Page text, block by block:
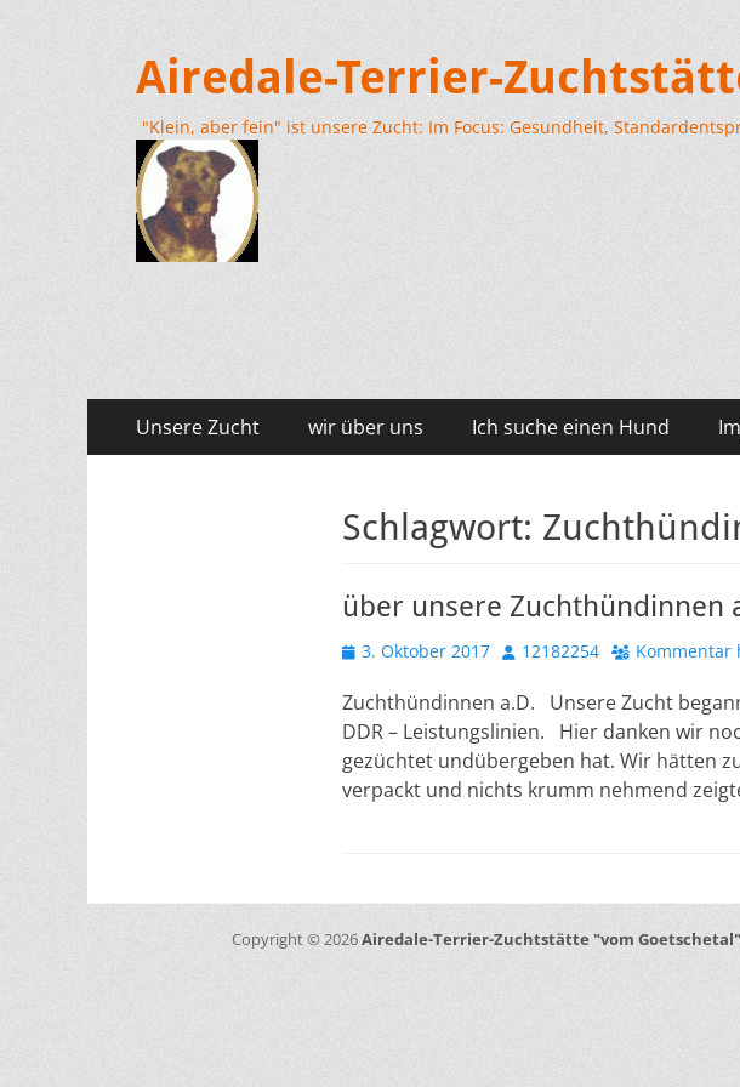
Airedale-Terrier-
"Klein, aber fein" ist unsere Zucht: Im Focus: Gesundheit,
Primäres
Menü
Inhalt
Unsere Zucht wir über uns Ich suche einen Hund
Schlagwort:
über unsere Zuchthündinnen
Veröffentlicht
3. Oktober 2017 Autor12182254 Kommentar
Zuchthündinnen a.D. Unsere Zucht
DDR – Leistungslinien. Hier danken wir
gezüchtet undübergeben hat. Wir hätten
verpackt und nichts krumm nehmend
Copyright © 2026Airedale-Terrier-Zuchtstätte "vom Goetschetal"